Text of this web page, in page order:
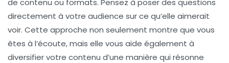
de contenu ou formats. Pensez à poser des questions
directement à votre audience sur ce qu’elle aimerait
voir. Cette approche non seulement montre que vous
êtes à l’écoute, mais elle vous aide également à
diversifier votre contenu d’une manière qui résonne